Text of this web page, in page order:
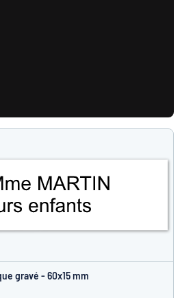
gravé - 60x15 mm